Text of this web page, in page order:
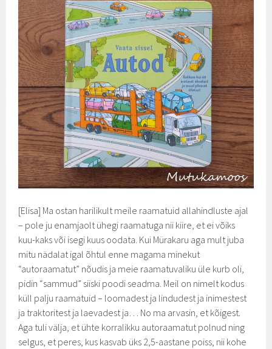
[Elisa] Ma ostan harilikult meile raamatuid allahindluste ajal
– pole ju enamjaolt ühegi raamatuga nii kiire, et ei võiks
kuu-kaks või isegi kuus oodata. Kui Mürakaru aga mult juba
mitu nädalat igal õhtul enne magama minekut
“autoraamatut” nõudis ja meie raamatuvaliku üle kurb oli,
pidin “sammud” siiski poodi seadma. Meil on nimelt kodus
küll palju raamatuid – loomadest ja lindudest ja inimestest
ja traktoritest ja laevadest ja… No ma arvasin, et kõigest.
Aga tuli välja, et ühte korralikku autoraamatut polnud ning
selgus, et peres, kus kasvab üks 2,5-aastane poiss, nii kohe